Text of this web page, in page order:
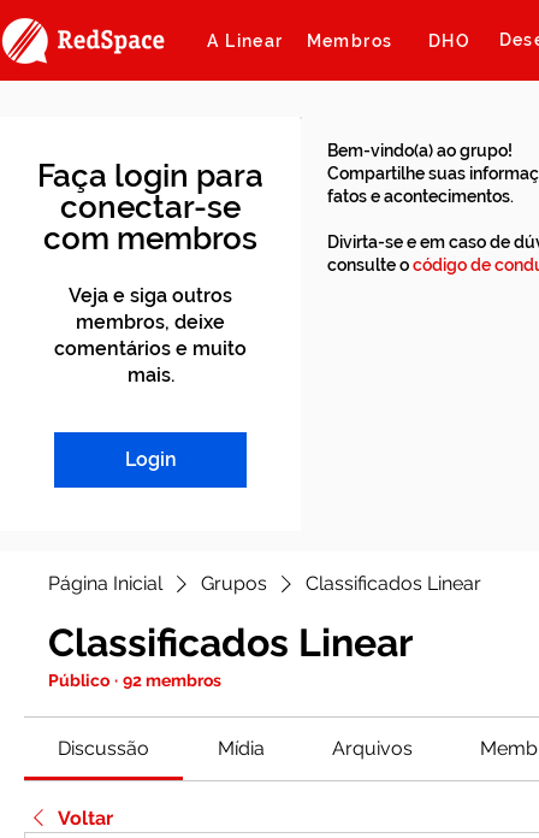
A Linear Membros DHO
Faça login para
conectar-se
com membros
Veja e siga outros
membros, deixe
comentários e muito
mais.
Login
Bem-vindo(a) ao grupo!
Compartilhe suas
fatos e acontecimentos.
Divirta-se e em caso de
consulte ocódigo de
Página Inicial Grupos Classificados Linear
Classificados Linear
Público · 92 membros
Discussão Mídia Arquivos
Voltar